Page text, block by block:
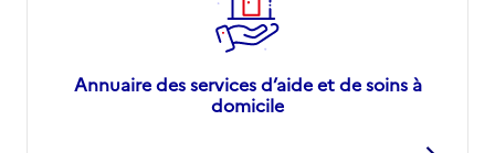
Annuaire des services d’aide et de soins à
domicile